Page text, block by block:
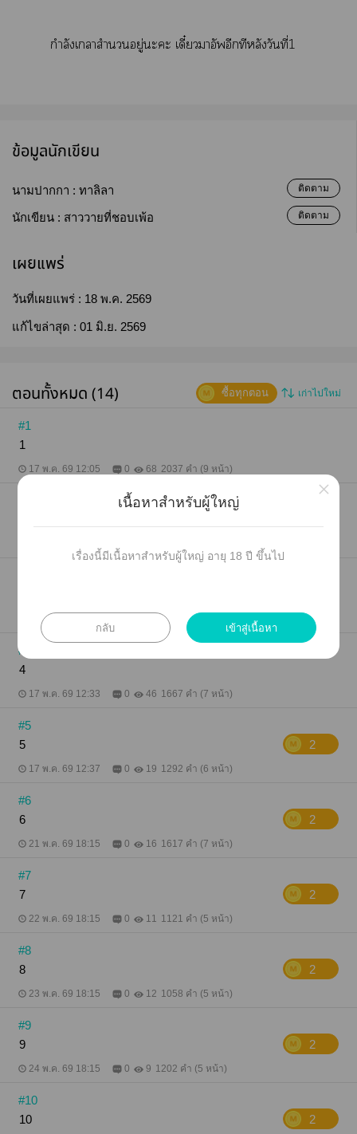
กำลังเาสำนวนอยู่ะะ เดี๋ยวาอัพอีกทีหลังวันที่1
ข้อมูลนักเขียน
นามปากกา : ทาลิลา ติดตาม
นักเขียน : สาววายที่ชอบเพ้อ ติดตาม
เผยแพร่
วันที่เผยแพร่ : 18 พ.ค. 2569
แก้ไขล่าสุด : 01 มิ.ย. 2569
ตอนทั้งหมด (14) เก่าไปใหม่
ซื้อทุกตอน
#1
1
17 พ.ค. 69 12:05 0 68 2037 คำ (9 หน้า)
17 พ.ค. 69 12:18 1355 คำ (6 หน้า)
#4
4
17 พ.ค. 69 12:33 0 46 1667 คำ (7 หน้า)
#5
5
2
17 พ.ค. 69 12:37 0 19 1292 คำ (6 หน้า)
#6
6
2
21 พ.ค. 69 18:15 0 16 1617 คำ (7 หน้า)
#7
7
2
22 พ.ค. 69 18:15 0 11 1121 คำ (5 หน้า)
#8
8
2
23 พ.ค. 69 18:15 0 12 1058 คำ (5 หน้า)
#9
9
2
24 พ.ค. 69 18:15 0 9 1202 คำ (5 หน้า)
#10
10
2
เนื้อหาสำหรับผู้ใหญ่
เรื่องนี้มีเนื้อหาสำหรับผู้ใหญ่ อายุ 18 ปี ขึ้นไป
กลับ เข้าสู่เนื้อหา
×